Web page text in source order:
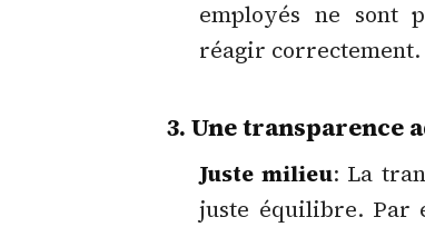
employés ne sont
réagir correctement.
3. Une transparence
Juste milieu: La
juste équilibre. Par